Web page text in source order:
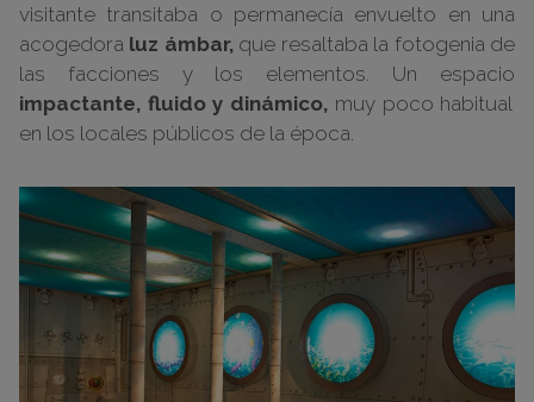
visitante transitaba o permanecía envuelto en una
acogedora luz ámbar,que resaltaba la fotogenia de
las facciones y los elementos. Un espacio
impactante, fluido y dinámico, muy poco habitual
en los locales públicos de la época.